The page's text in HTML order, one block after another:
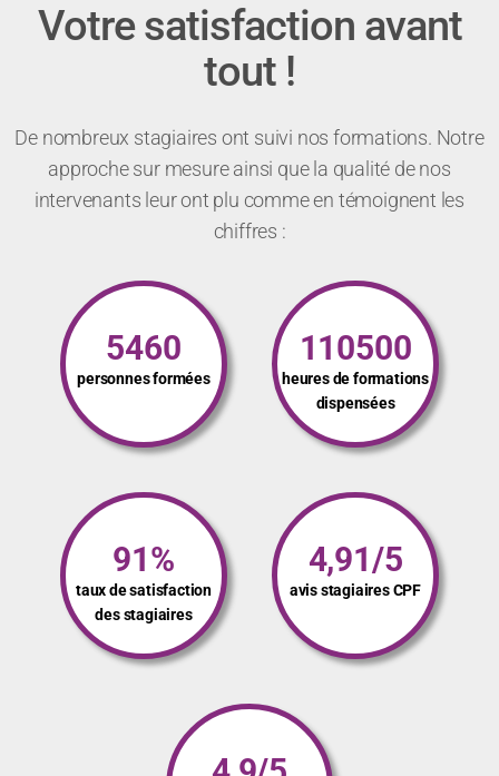
Votre satisfaction avant
tout !
De nombreux stagiaires ont suivi nos formations. Notre
approche sur mesure ainsi que la qualité de nos
intervenants leur ont plu comme en témoignent les
chiffres :
5460
personnes formées
110500
heures de formations
dispensées
91%
taux de satisfaction
des stagiaires
4,91/5
avis stagiaires CPF